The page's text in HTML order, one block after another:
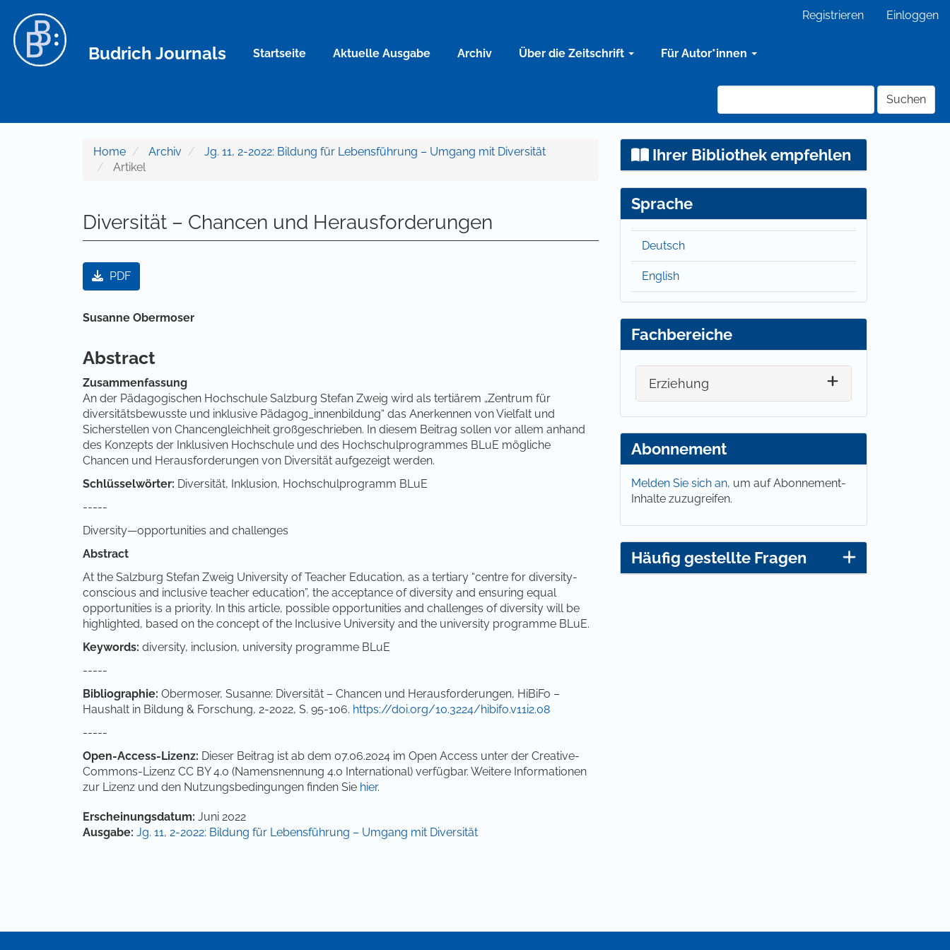
Hauptinhalt
Sidebar
Registrieren Einloggen
Budrich Journals Startseite Aktuelle Ausgabe Archiv Über die Zeitschrift Für Autor*innen
Suchen
Home Archiv
Jg. 11, 2-2022: Bildung für Lebensführung – Umgang mit Diversität
Artikel
Diversität – Chancen und Herausforderungen
Artikel-Sidebar
PDF
Hauptsächlicher Artikelinhalt
Susanne Obermoser
Abstract
Zusammenfassung
An der Pädagogischen Hochschule Salzburg Stefan Zweig wird als tertiärem „Zentrum für
diversitätsbewusste und inklusive Pädagog_innenbildung“ das Anerkennen von Vielfalt und
Sicherstellen von Chancengleichheit großgeschrieben. In diesem Beitrag sollen vor allem anhand
des Konzepts der Inklusiven Hochschule und des Hochschulprogrammes BLuE mögliche
Chancen und Herausforderungen von Diversität aufgezeigt werden.
Schlüsselwörter: Diversität, Inklusion, Hochschulprogramm BLuE
-----
Diversity—opportunities and challenges
Abstract
At the Salzburg Stefan Zweig University of Teacher Education, as a tertiary “centre for diversity-
conscious and inclusive teacher education”, the acceptance of diversity and ensuring equal
opportunities is a priority. In this article, possible opportunities and challenges of diversity will be
highlighted, based on the concept of the Inclusive University and the university programme BLuE.
Keywords: diversity, inclusion, university programme BLuE
-----
Bibliographie: Obermoser, Susanne: Diversität – Chancen und Herausforderungen, HiBiFo –
Haushalt in Bildung & Forschung, 2-2022, S. 95-106. https://doi.org/10.3224/hibifo.v11i2.08
-----
Open-Access-Lizenz: Dieser Beitrag ist ab dem 07.06.2024 im Open Access unter der Creative-
Commons-Lizenz CC BY 4.0 (Namensnennung 4.0 International) verfügbar. Weitere Informationen
zur Lizenz und den Nutzungsbedingungen finden Sie hier.
Artikel-Details
Erscheinungsdatum: Juni 2022
Ausgabe: Jg. 11, 2-2022: Bildung für Lebensführung – Umgang mit Diversität
Ihrer Bibliothek empfehlen
Sprache
Deutsch
English
Fachbereiche
Erziehung
Abonnement
Melden Sie sich an, um auf Abonnement-
Inhalte zuzugreifen.
Häufig gestellte Fragen